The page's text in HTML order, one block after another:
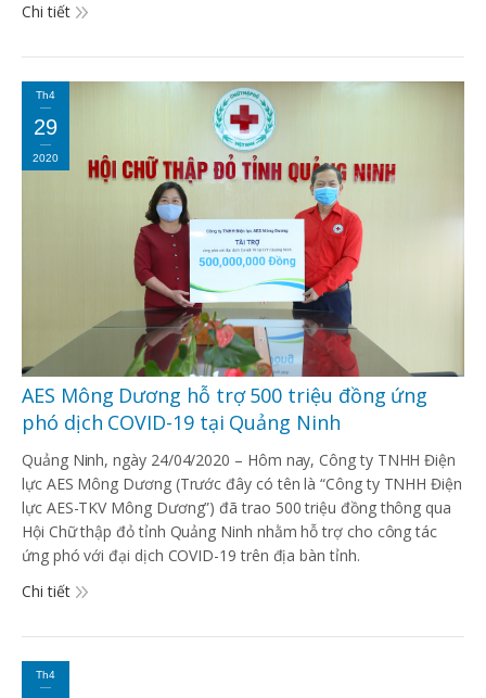
Chi tiết
Th4
29
2020
AES Mông Dương hỗ trợ 500 triệu đồng ứng
phó dịch COVID-19 tại Quảng Ninh
Quảng Ninh, ngày 24/04/2020 – Hôm nay, Công ty TNHH Điện
lực AES Mông Dương (Trước đây có tên là “Công ty TNHH Điện
lực AES-TKV Mông Dương”) đã trao 500 triệu đồng thông qua
Hội Chữ thập đỏ tỉnh Quảng Ninh nhằm hỗ trợ cho công tác
ứng phó với đại dịch COVID-19 trên địa bàn tỉnh.
Chi tiết
Th4